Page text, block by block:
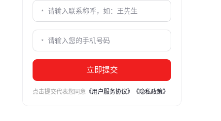
立即提交
点击提交代表您同意 《用户服务协议》 《隐私政策》